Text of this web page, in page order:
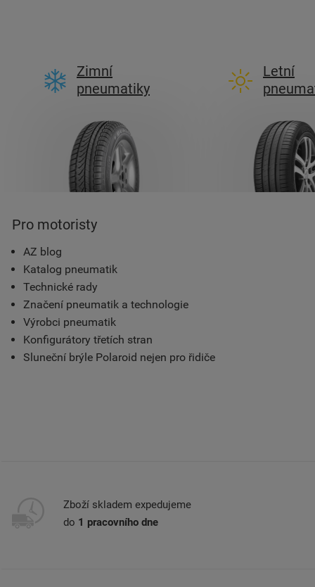
Zimní
pneumatiky
Letní
Pro motoristy
AZ blog
Katalog pneumatik
Technické rady
Značení pneumatik a technologie
Výrobci pneumatik
Konfigurátory třetích stran
Sluneční brýle Polaroid nejen pro řidiče
Zboží skladem expedujeme
do 1 pracovního dne